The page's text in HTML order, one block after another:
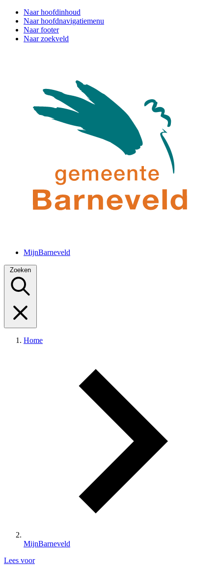
Naar hoofdinhoud
Naar hoofdnavigatiemenu
Naar footer
Naar zoekveld
MijnBarneveld
Zoeken
Home
MijnBarneveld
Lees voor